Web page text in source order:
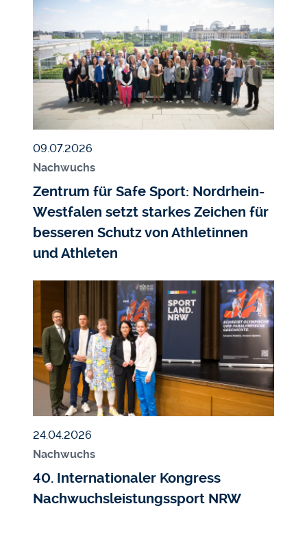
Veröffentlicht am
09.07.2026
Nachwuchs
Zentrum für Safe Sport: Nordrhein-
Westfalen setzt starkes Zeichen für
besseren Schutz von Athletinnen
und Athleten
Veröffentlicht am
24.04.2026
Nachwuchs
40. Internationaler Kongress
Nachwuchsleistungssport NRW